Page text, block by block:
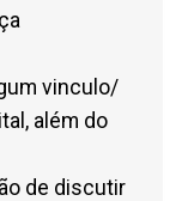
vinculo/
além do
de discutir